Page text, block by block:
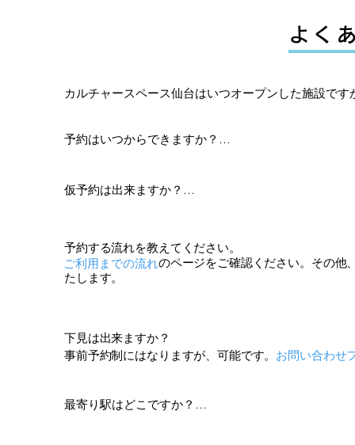
よく
カルチャースペース仙台はいつオープンした施設です
ご予約受付も既に開始しておりますのでお気軽にお
予約はいつからできますか？
ワークショップ・セミナー・小規模な集まりなど参加
ご利用希望日の【180日前】から予約可能です。
短時間の練習・リハーサル・撮影利用など：
仮予約は出来ますか？
予約する流れを教えてください。
のページをご確認ください。その他
たします。
ご利用までの流れ
下見は出来ますか？
事前予約制にはなりますが、可能です。 お問い合わせ
最寄り駅はどこですか？